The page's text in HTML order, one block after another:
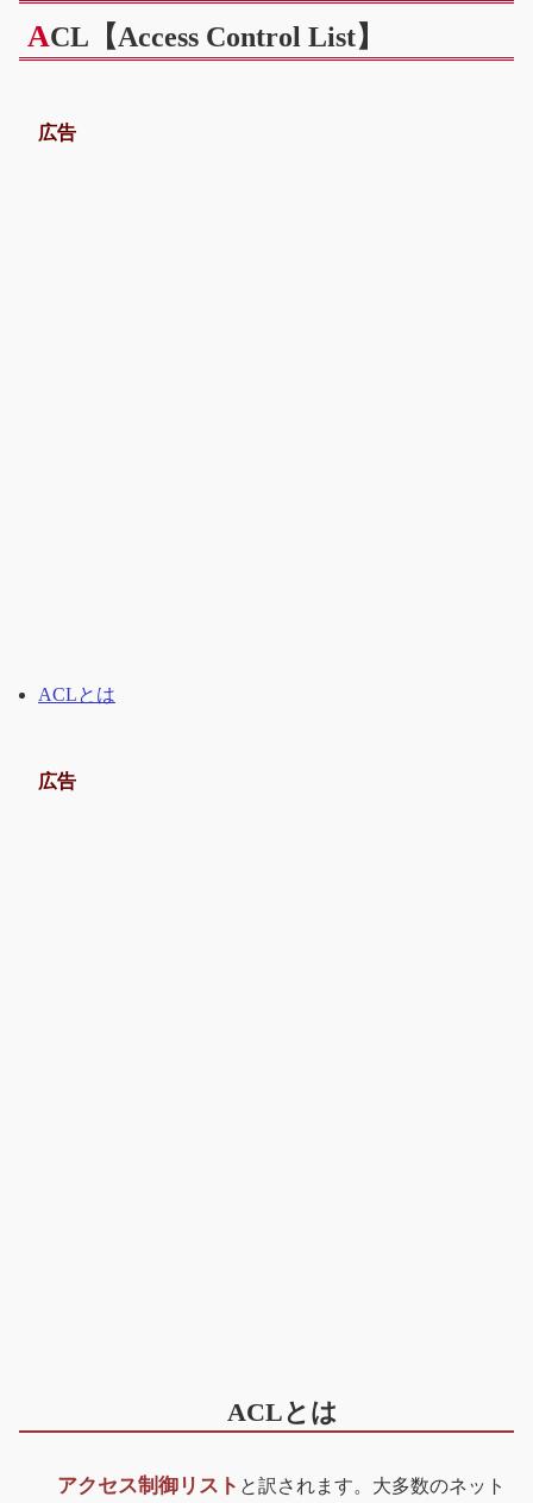
ACL【Access Control List】
広告
ACLとは
広告
ACLとは
アクセス制御リスト と訳されます。大多数のネット